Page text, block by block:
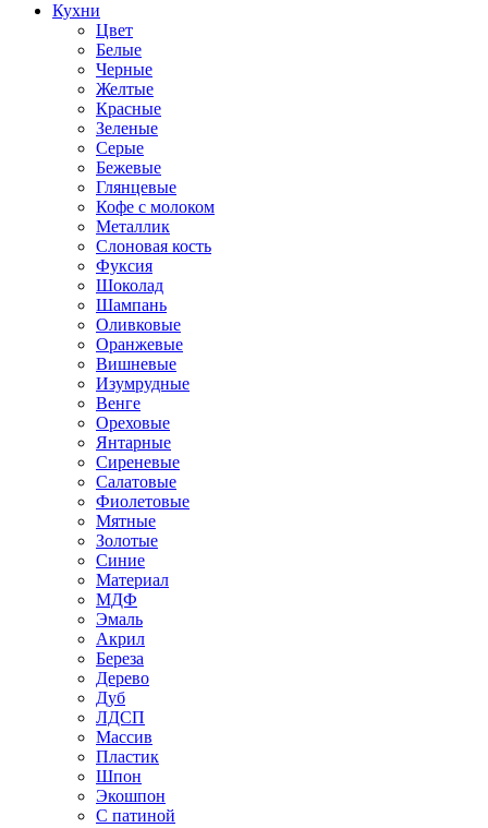
Кухни
Цвет
Белые
Черные
Желтые
Красные
Зеленые
Серые
Бежевые
Глянцевые
Кофе с молоком
Металлик
Слоновая кость
Фуксия
Шоколад
Шампань
Оливковые
Оранжевые
Вишневые
Изумрудные
Венге
Ореховые
Янтарные
Сиреневые
Салатовые
Фиолетовые
Мятные
Золотые
Синие
Материал
МДФ
Эмаль
Акрил
Береза
Дерево
Дуб
ЛДСП
Массив
Пластик
Шпон
Экошпон
С патиной